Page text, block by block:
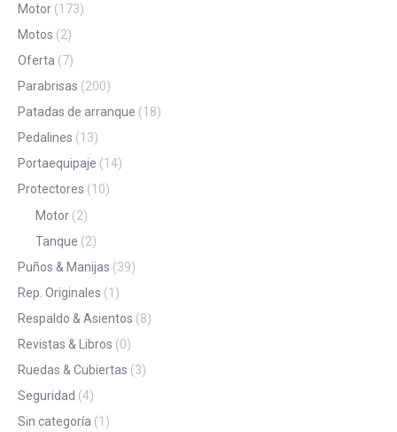
Motor (173)
Motos (2)
Oferta (7)
Parabrisas (200)
Patadas de arranque (18)
Pedalines (13)
Portaequipaje (14)
Protectores (10)
Motor (2)
Tanque (2)
Puños & Manijas (39)
Rep. Originales (1)
Respaldo & Asientos (8)
Revistas & Libros (0)
Ruedas & Cubiertas (3)
Seguridad (4)
Sin categoría (1)